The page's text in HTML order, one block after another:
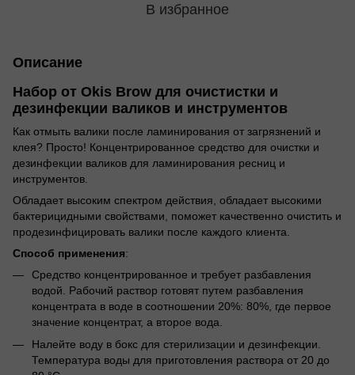
В избранное
Описание
Набор от Okis Brow для очистистки и
дезинфекции валиков и инструментов
Как отмыть валики после ламинирования от загрязнений и
клея? Просто! Концентрированное средство для очистки и
дезинфекции валиков для ламинирования ресниц и
инструментов.
Обладает высоким спектром действия, обладает высокими
бактерицидными свойствами, поможет качественно очистить и
продезинфицировать валики после каждого клиента.
Способ применения:
Средство концентрированное и требует разбавления
водой. Рабочий раствор готовят путем разбавления
концентрата в воде в соотношении 20%: 80%, где первое
значение концентрат, а второе вода.
Налейте воду в бокс для стерилизации и дезинфекции.
Температура воды для приготовления раствора от 20 до